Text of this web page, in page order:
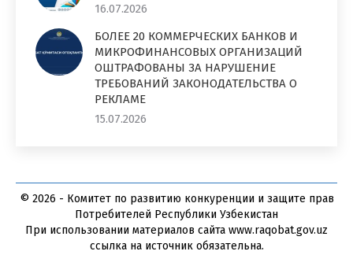
16.07.2026
БОЛЕЕ 20 КОММЕРЧЕСКИХ БАНКОВ И
МИКРОФИНАНСОВЫХ ОРГАНИЗАЦИЙ
ОШТРАФОВАНЫ ЗА НАРУШЕНИЕ
ТРЕБОВАНИЙ ЗАКОНОДАТЕЛЬСТВА О
РЕКЛАМЕ
15.07.2026
© 2026 - Комитет по развитию конкуренции и защите прав
Потребителей Республики Узбекистан
При использовании материалов сайта www.raqobat.gov.uz
ссылка на источник обязательна.